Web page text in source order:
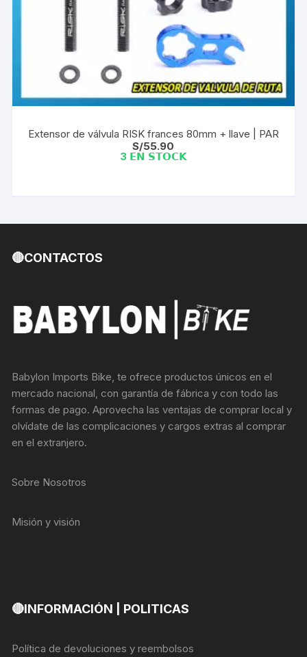
Extensor de válvula RISK frances 80mm + llave | PAR
S/55.90
3 𝗘𝗡 𝗦𝗧𝗢𝗖𝗞
🔴CONTACTOS
Babylon Imports Bike, te ofrece productos únicos en el
mercado nacional, con garantía de fábrica y con todo las
formas de pago. Aprovecha las ventajas de comprar local y
olvídate de las complicaciones y cargos extras al comprar
en el extranjero.
Sobre Nosotros
Misión y visión
🔴INFORMACIÓN | POLITICAS
Política de devoluciones y reembolsos